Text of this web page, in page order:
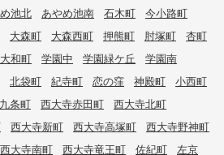
池北 あやめ池南 石木町
今小路町
大森町 大森西町 押熊町 肘塚町
杏町
和町 学園中 学園緑ケ丘
学園南
北袋町 紀寺町 恋の窪 神殿町
小西町
条町 西大寺赤田町
西大寺北町
西大寺新町 西大寺高塚町
西大寺野神町
西大寺南町 西大寺竜王町 佐紀町
左京